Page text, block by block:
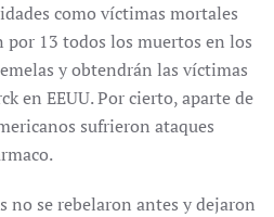
como víctimas mortales
13 todos los muertos en los
y obtendrán las víctimas
en EEUU. Por cierto, aparte de
sufrieron ataques
no se rebelaron antes y dejaron